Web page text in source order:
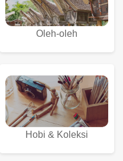
Oleh-oleh
Hobi & Koleksi